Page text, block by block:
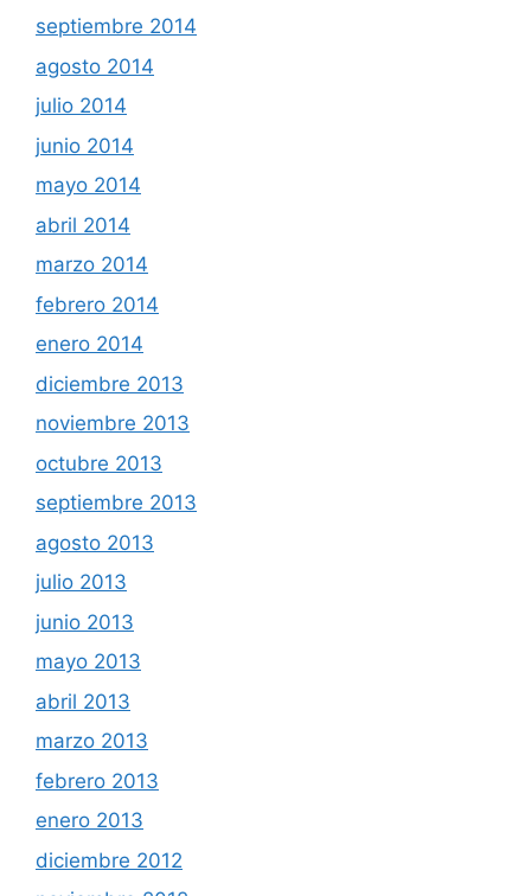
septiembre 2014
agosto 2014
julio 2014
junio 2014
mayo 2014
abril 2014
marzo 2014
febrero 2014
enero 2014
diciembre 2013
noviembre 2013
octubre 2013
septiembre 2013
agosto 2013
julio 2013
junio 2013
mayo 2013
abril 2013
marzo 2013
febrero 2013
enero 2013
diciembre 2012